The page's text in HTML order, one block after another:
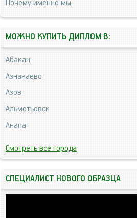
Почему именно мы
МОЖНО КУПИТЬ ДИПЛОМ В:
Абакан
Азнакаево
Азов
Альметьевск
Анапа
Смотреть все города
СПЕЦИАЛИСТ НОВОГО ОБРАЗЦА